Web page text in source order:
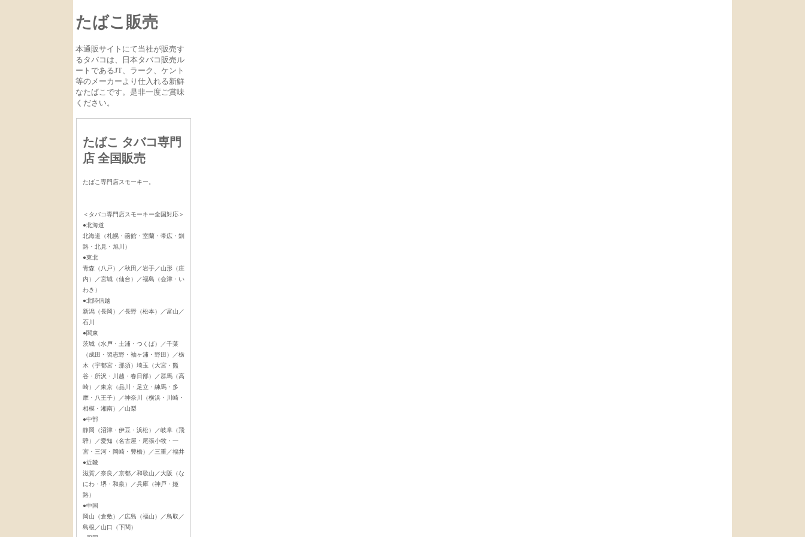
たばこ販売
本通販サイトにて当社が販売す
るタバコは、日本タバコ販売ル
ートであるJT、ラーク、ケント
等のメーカーより仕入れる新鮮
なたばこです。是非一度ご賞味
ください。
たばこ タバコ専門
店 全国販売
たばこ専門店スモーキー。
＜タバコ専門店スモーキー全国対応＞
●北海道
北海道（札幌・函館・室蘭・帯広・釧
路・北見・旭川）
●東北
青森（八戸）／秋田／岩手／山形（庄
内）／宮城（仙台）／福島（会津・い
わき）
●北陸信越
新潟（長岡）／長野（松本）／富山／
石川
●関東
茨城（水戸・土浦・つくば）／千葉
（成田・習志野・袖ヶ浦・野田）／栃
木（宇都宮・那須）埼玉（大宮・熊
谷・所沢・川越・春日部）／群馬（高
崎）／東京（品川・足立・練馬・多
摩・八王子）／神奈川（横浜・川崎・
相模・湘南）／山梨
●中部
静岡（沼津・伊豆・浜松）／岐阜（飛
騨）／愛知（名古屋・尾張小牧・一
宮・三河・岡崎・豊橋）／三重／福井
●近畿
滋賀／奈良／京都／和歌山／大阪（な
にわ・堺・和泉）／兵庫（神戸・姫
路）
●中国
岡山（倉敷）／広島（福山）／鳥取／
島根／山口（下関）